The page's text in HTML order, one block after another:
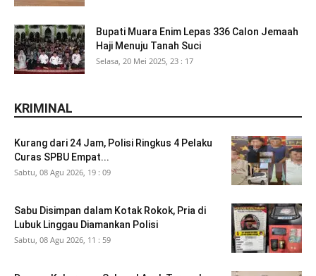
Bupati Muara Enim Lepas 336 Calon Jemaah
Haji Menuju Tanah Suci
Selasa, 20 Mei 2025, 23 : 17
KRIMINAL
Kurang dari 24 Jam, Polisi Ringkus 4 Pelaku
Curas SPBU Empat...
Sabtu, 08 Agu 2026, 19 : 09
Sabu Disimpan dalam Kotak Rokok, Pria di
Lubuk Linggau Diamankan Polisi
Sabtu, 08 Agu 2026, 11 : 59